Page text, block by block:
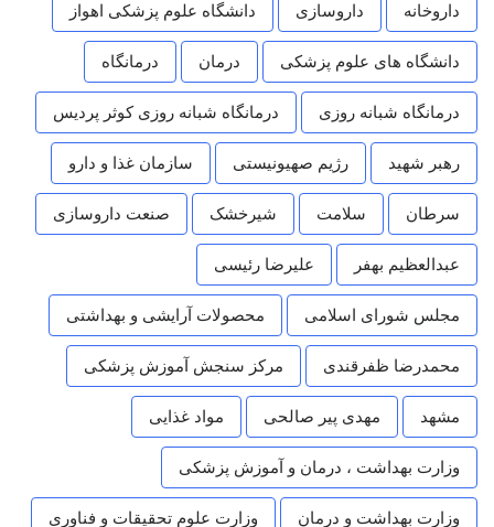
داروخانه داروسازی دانشگاه علوم پزشکی اهواز
دانشگاه های علوم پزشکی درمان درمانگاه
درمانگاه شبانه روزی درمانگاه شبانه روزی کوثر پردیس
رهبر شهید رژیم صهیونیستی سازمان غذا و دارو
سرطان سلامت شیرخشک صنعت داروسازی
عبدالعظیم بهفر علیرضا رئیسی
مجلس شورای اسلامی محصولات آرایشی و بهداشتی
محمدرضا ظفرقندی مرکز سنجش آموزش پزشکی
مشهد مهدی پیر صالحی مواد غذایی
وزارت بهداشت ، درمان و آموزش پزشکی
وزارت بهداشت و درمان وزارت علوم تحقیقات و فناوری